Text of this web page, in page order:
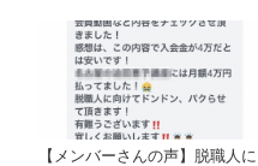
【メンバーさんの声】脱職人に